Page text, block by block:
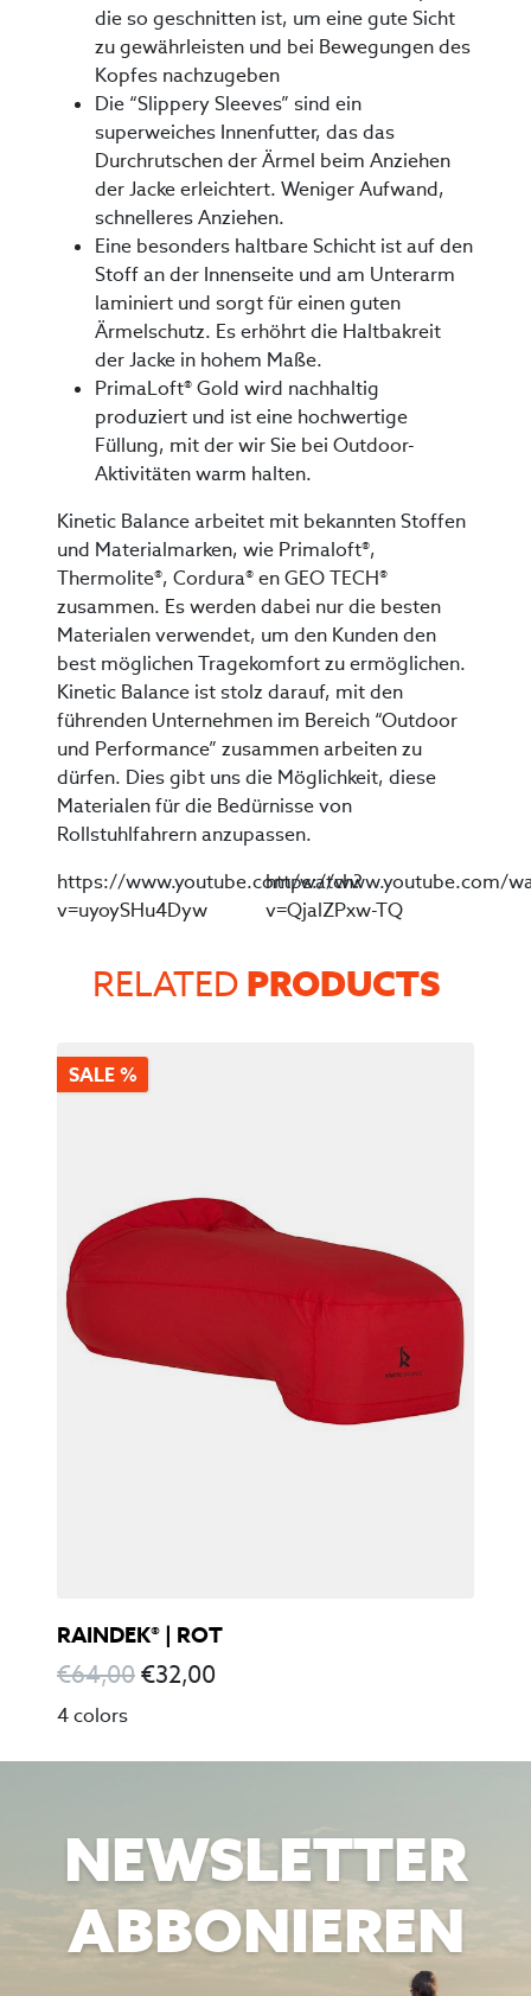
die so geschnitten ist, um eine gute Sicht
zu gewährleisten und bei Bewegungen des
Kopfes nachzugeben
Die “Slippery Sleeves” sind ein
superweiches Innenfutter, das das
Durchrutschen der Ärmel beim Anziehen
der Jacke erleichtert. Weniger Aufwand,
schnelleres Anziehen.
Eine besonders haltbare Schicht ist auf den
Stoff an der Innenseite und am Unterarm
laminiert und sorgt für einen guten
Ärmelschutz. Es erhöhrt die Haltbakreit
der Jacke in hohem Maße.
PrimaLoft® Gold wird nachhaltig
produziert und ist eine hochwertige
Füllung, mit der wir Sie bei Outdoor-
Aktivitäten warm halten.
Kinetic Balance arbeitet mit bekannten Stoffen
und Materialmarken, wie Primaloft®,
Thermolite®, Cordura® en GEO TECH®
zusammen. Es werden dabei nur die besten
Materialen verwendet, um den Kunden den
best möglichen Tragekomfort zu ermöglichen.
Kinetic Balance ist stolz darauf, mit den
führenden Unternehmen im Bereich “Outdoor
und Performance” zusammen arbeiten zu
dürfen. Dies gibt uns die Möglichkeit, diese
Materialen für die Bedürnisse von
Rollstuhlfahrern anzupassen.
https://www.youtube.com/watch?
v=uyoySHu4Dyw
https://www.youtube.com/
v=QjalZPxw-TQ
RELATED PRODUCTS
SALE %
RAINDEK® | ROT
€64,00€32,00
4 colors
NEWSLETTER
ABBONIEREN